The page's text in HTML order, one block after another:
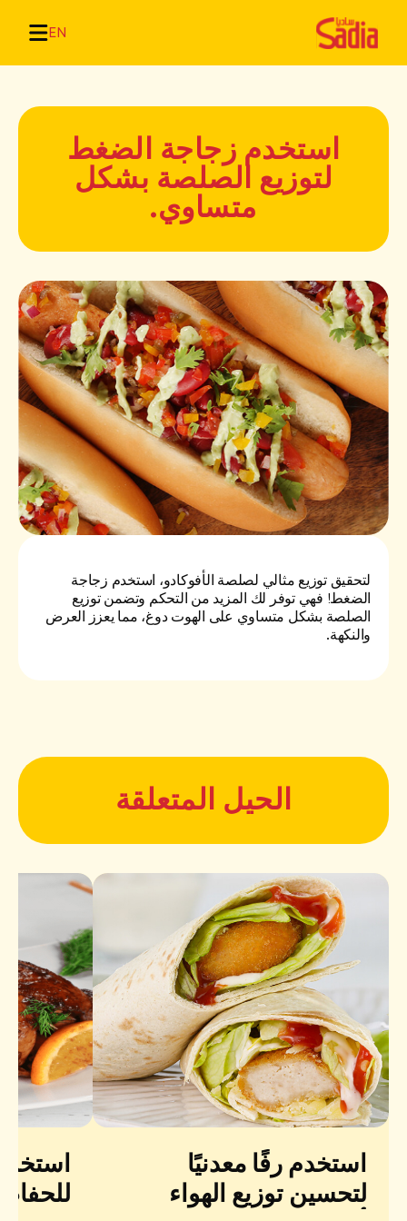
EN
استخدم زجاجة الضغط
لتوزيع الصلصة بشكل
متساوي.
لتحقيق توزيع مثالي لصلصة الأفوكادو، استخدم زجاجة
الضغط! فهي توفر لك المزيد من التحكم وتضمن توزيع
الصلصة بشكل متساوي على الهوت دوغ، مما يعزز العرض
والنكهة.
الحيل المتعلقة
استخدم رفًا معدنيًا
لتحسين توزيع الهواء